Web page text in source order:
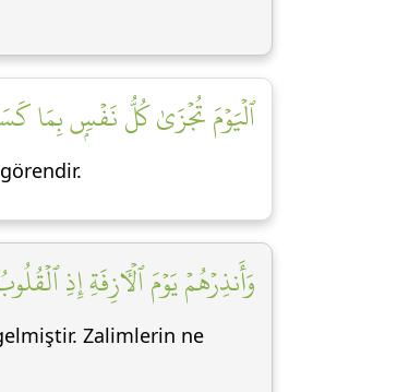
ٱلۡيَوۡمَ تُجۡزَىٰ كُلُّ نَفۡسِۭ بِمَا
وَأَنذِرۡهُمۡ يَوۡمَ ٱلۡأٓزِفَةِ إِذِ
Zalimlerin ne